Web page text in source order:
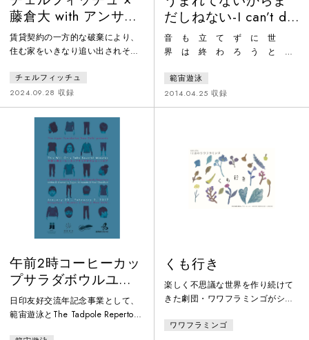
藤倉大 with アンサン
ブル・ノマド 『リビ
ングルームのメタモ
公演
賃貸契約の一方的な破棄により、
住む家をいきなり追い出されそう
及ばない強大な力が見え隠れし始
め、その問題自体が舞台上から消
え去り———人間の世界を圧倒す
る存在が上演を支配し、まったく
新しい世界が舞台上に立ち現れ
る。俳優たちはナラティブとは別
の基準によって作られた振付を遂
行し、次第に変態していく。音楽
家もまた、楽譜に書き込まれた多
彩な技法を用いて音楽を変容させ
る。6名の俳
チェルフィッチュ
2024.09.28 収録
だしねない-I can’t die
without being born-
音 も 立 て ず に 世
界 は 終 わ ろ う と
に輝いてからというもの地球には
異変が起こりはじめた。すべての
犬が散歩に行かなくなり、猫は左
をつくるようになり、カエルはそ
れまでの倍以上跳ね上がるように
なった。電柱の足場のボルトはど
うしてだろう確実に以前より延
び、すべての道路標示はさらさら
範宙遊泳
2014.04.25 収録
午前2時コーヒーカッ
プサラダボウルユー
トピア -THIS WILL
ONLY TAKE
日印友好交流年記念事業として、
範宙遊泳とThe Tadpole Repertory
くも行き
楽しく不思議な世界を作り続けて
きた劇団・ワワフラミンゴがシア
る役者たちが静かに小活躍。かわ
ワワフラミンゴ